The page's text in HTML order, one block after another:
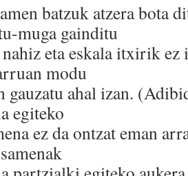
batzuk atzera bota
muga gainditu
eta eskala itxirik ez
modu
gauzatu ahal izan.
egiteko
ez da ontzat eman